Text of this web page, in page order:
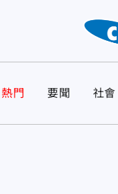
熱門 要聞 社會